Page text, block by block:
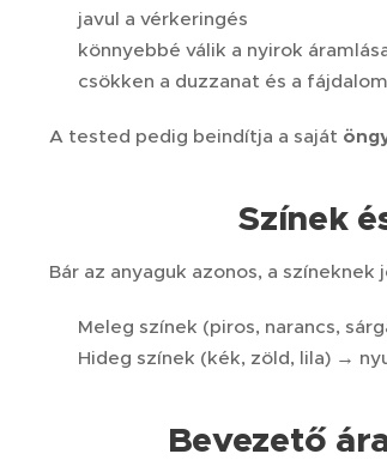
✨ javul a vérkeringés
✨ könnyebbé válik a nyirok
✨ csökken a duzzanat és a fájdalom
A tested pedig beindítja a saját
Színek
Bár az anyaguk azonos, a
🔴 Meleg színek (piros, narancs,
🔵 Hideg színek (kék, zöld, lila) →
Bevezető